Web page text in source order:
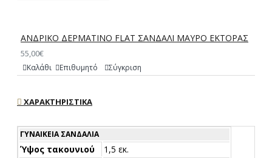
ΑΝΔΡΙΚΟ ΔΕΡΜΑΤΙΝΟ FLAT ΣΑΝΔΑΛΙ ΜΑΥΡΟ ΕΚΤΟΡΑΣ
55,00€
Καλάθι Επιθυμητό Σύγκριση
ΧΑΡΑΚΤΗΡΙΣΤΙΚΆ
ΓΥΝΑΙΚΕΊΑ ΣΑΝΔΆΛΙΑ
Ύψος τακουνιού
1,5 εκ.